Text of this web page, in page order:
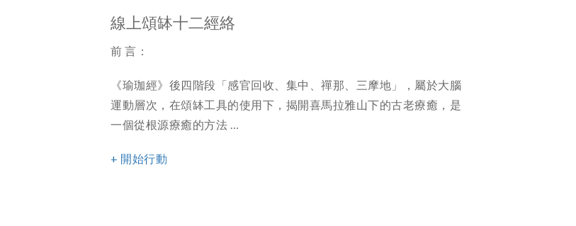
線上頌缽十二經絡
前 言：
《瑜珈經》後四階段「感官回收、集中、禪那、三摩地」，屬於大腦
運動層次，在頌缽工具的使用下，揭開喜馬拉雅山下的古老療癒，是
一個從根源療癒的方法 …
+ 開始行動